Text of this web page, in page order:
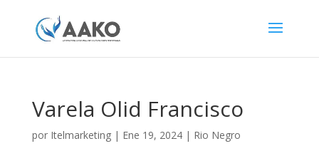
Varela Olid Francisco
por Itelmarketing| Ene 19, 2024| Rio Negro